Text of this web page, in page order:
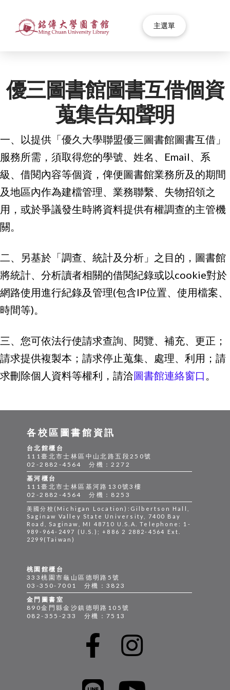
主選單
優三圖書館圖書互借個資
蒐集告知聲明
一、以提供「優久大學聯盟優三圖書館圖書互借」
服務所需，須取得您的學號、姓名、Email、系
級、借閱內容等個資，俾便圖書館業務所及的期間
及地區內作為建檔管理、業務聯繫、失物招領之
用，或於爭議發生時將資料提供有權調查的主管機
關。
二、另基於「調查、統計及分析」之目的，圖書館
將統計、分析讀者相關的借閱紀錄或以cookie對於
網路使用進行紀錄及管理(包含IP位置、使用檔案、
時間等)。
三、您可依法行使請求查詢、閱覽、補充、更正；
請求提供複製本；請求停止蒐集、處理、利用；請
求刪除個人資料等權利，請洽圖書館連絡窗口 。
桃園館櫃台
333桃園市龜山區德明路5號
03-350-7001 分機：3823
金門圖書室
890金門縣金沙鎮德明路105號
082-355-233 分機：7513
各校區圖書館資訊
台北館櫃台
111臺北市士林區中山北路五段250號
02-2882-4564 分機：2272
基河櫃台
111臺北市士林區基河路130號3樓
02-2882-4564 分機：8253
美國分校(Michigan Location):Gilbertson Hall,
Saginaw Valley State University, 7400 Bay
Road, Saginaw, MI 48710 U.S.A. Telephone: 1-
989-964-2497 (U.S.); +886 2 2882-4564 Ext.
2299(Taiwan)